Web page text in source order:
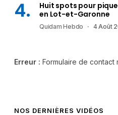
Huit spots pour
en Lot-et-Garonne
Quidam Hebdo 4 Août
Erreur : Formulaire de contact
NOS DERNIÈRES VIDÉOS